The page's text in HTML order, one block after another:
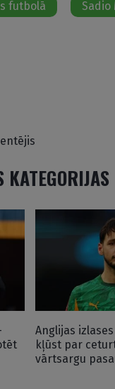
futbolā Sadio
Anglijas
kļūst par
vārtsargu